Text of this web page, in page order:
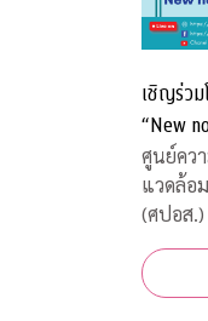
เชิญร่วม
“New
อย่างยั่ง
ศูนย์คว
แวดล้อ
(ศปอส.)
ปลอด
แวดล้อ
มหาวิท